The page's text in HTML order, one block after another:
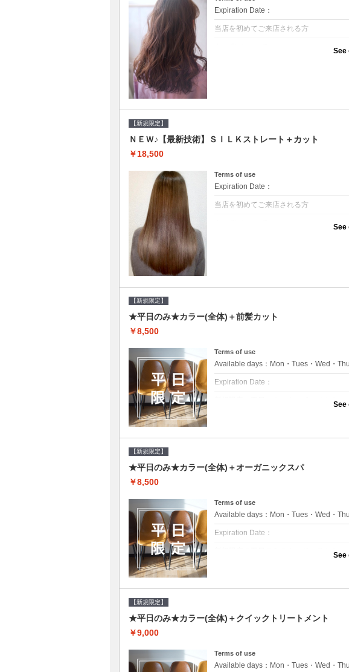
Expiration Date：
当店を初めてご来店される方
See
【新規限定】
ＮＥＷ♪【最新技術】ＳＩＬＫストレート＋カット
￥18,500
Terms of use
Expiration Date：
当店を初めてご来店される方
See
【新規限定】
★平日のみ★カラー(全体)＋前髪カット
￥8,500
Terms of use
Available days：Mon・Tues・Wed・
Expiration Date：
新規限定の平日のみのクーポンです★
をご提案させて頂きます●選べるシャン
See
【新規限定】
★平日のみ★カラー(全体)＋オーガニックスパ
￥8,500
Terms of use
Available days：Mon・Tues・Wed・
Expiration Date：
新規限定の平日のみのクーポンです★
をご提案させて頂きます●選べるシャン
See
【新規限定】
★平日のみ★カラー(全体)＋クイックトリートメント
￥9,000
Terms of use
Available days：Mon・Tues・Wed・